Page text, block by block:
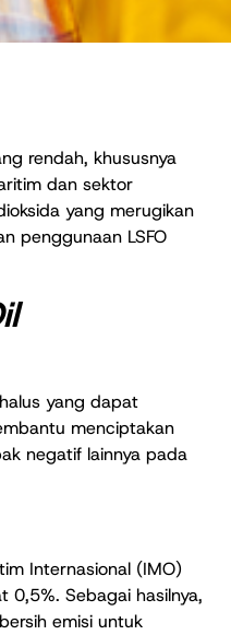
rendah, khususnya
dan sektor
yang merugikan
penggunaan LSFO
yang dapat
menciptakan
negatif lainnya pada
Internasional (IMO)
Sebagai hasilnya,
emisi untuk